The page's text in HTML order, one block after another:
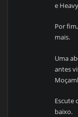
e
Por
mais.
Uma
antes
Escute
baixo.